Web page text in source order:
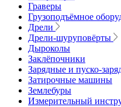
Граверы
Грузоподъёмное
Дрели
Дрели-шуруповёрты
Дыроколы
Заклёпочники
Зарядные и пуско-
Затирочные машины
Землебуры
Измерительный